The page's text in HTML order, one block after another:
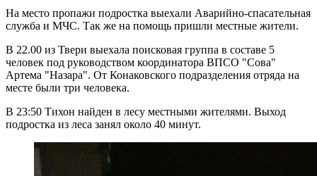
На место пропажи подростка выехали Аварийно-спасательная
служба и МЧС. Так же на помощь пришли местные жители.
В 22.00 из Твери выехала поисковая группа в составе 5
человек под руководством координатора ВПСО "Сова"
Артема "Назара". От Конаковского подразделения отряда на
месте были три человека.
В 23:50 Тихон найден в лесу местными жителями. Выход
подростка из леса занял около 40 минут.